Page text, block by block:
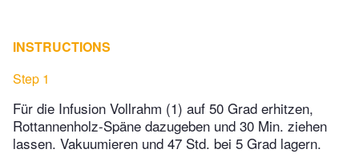
INSTRUCTIONS
Step 1
Für die Infusion Vollrahm (1) auf 50 Grad erhitzen,
Rottannenholz-Späne dazugeben und 30 Min. ziehen
lassen. Vakuumieren und 47 Std. bei 5 Grad lagern.